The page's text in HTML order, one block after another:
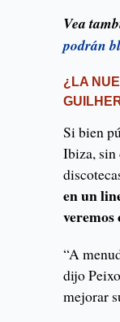
Vea
podrán
¿LA
Si bien
Ibiza, sin
en un
“A
dijo
mejorar